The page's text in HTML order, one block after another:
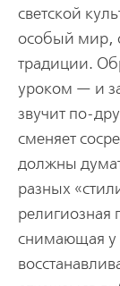
светской
особый мир,
традиции.
уроком — и
звучит по-
сменяет
должны
разных
религиозная
снимающая у